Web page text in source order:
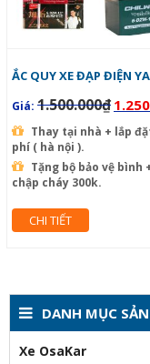
ẮC QUY XE ĐẠP ĐIỆN
Giá: 1.500.000₫
Thay tại nhà + lắp
phí ( hà nội ).
Tặng bộ bảo vệ bình
chập cháy 300k.
CHI TIẾT
DANH MỤC
Xe OsaKar